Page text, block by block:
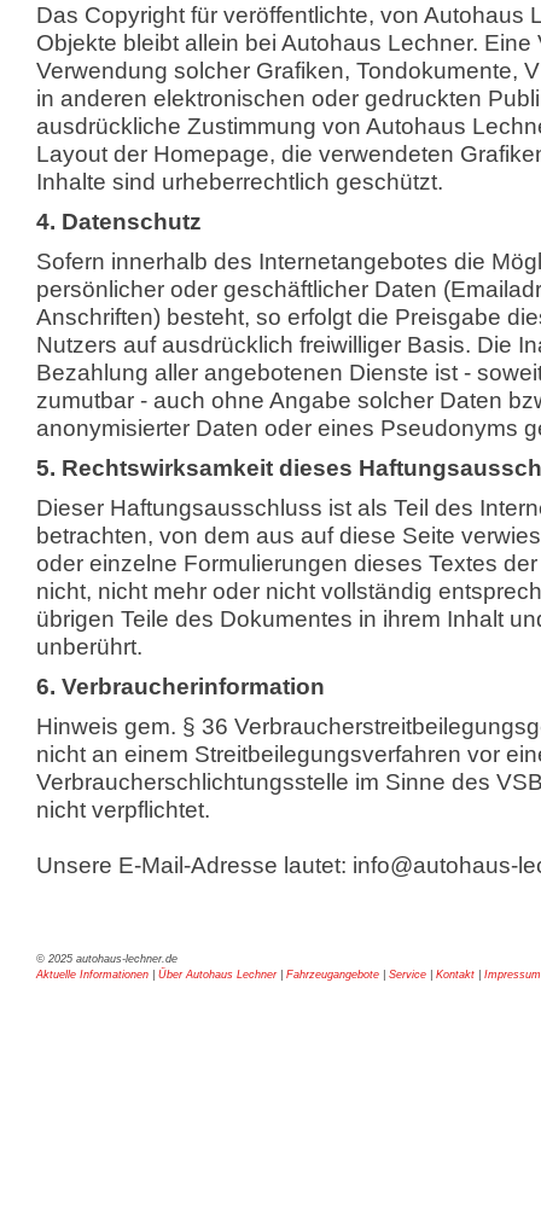
Das Copyright für veröffentlichte, von Autohaus
Objekte bleibt allein bei Autohaus Lechner. Eine
Verwendung solcher Grafiken, Tondokumente,
in anderen elektronischen oder gedruckten
ausdrückliche Zustimmung von Autohaus
Layout der Homepage, die verwendeten
Inhalte sind urheberrechtlich geschützt.
4. Datenschutz
Sofern innerhalb des Internetangebotes die
persönlicher oder geschäftlicher Daten
Anschriften) besteht, so erfolgt die Preisgabe
Nutzers auf ausdrücklich freiwilliger Basis. Die
Bezahlung aller angebotenen Dienste ist -
zumutbar - auch ohne Angabe solcher Daten
anonymisierter Daten oder eines Pseudonyms
5. Rechtswirksamkeit dieses
Dieser Haftungsausschluss ist als Teil des
betrachten, von dem aus auf diese Seite
oder einzelne Formulierungen dieses Textes
nicht, nicht mehr oder nicht vollständig
übrigen Teile des Dokumentes in ihrem Inhalt
unberührt.
6. Verbraucherinformation
Hinweis gem. § 36
nicht an einem Streitbeilegungsverfahren vor
Verbraucherschlichtungsstelle im Sinne des
nicht verpflichtet.
Unsere E-Mail-Adresse lautet: info@autohaus-
© 2025 autohaus-lechner.de
Aktuelle Informationen
Über Autohaus Lechner| Fahrzeugangebote Service Kontakt Impressum